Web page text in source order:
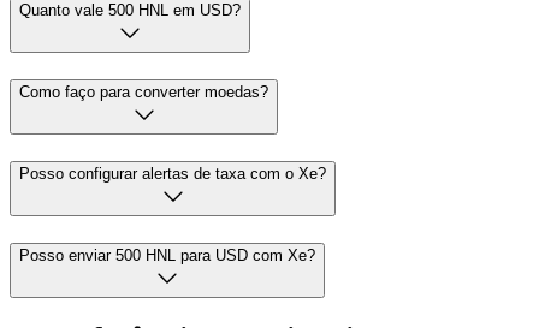
Quanto vale 500 HNL em USD?
Como faço para converter moedas?
Posso configurar alertas de taxa com o Xe?
Posso enviar 500 HNL para USD com Xe?